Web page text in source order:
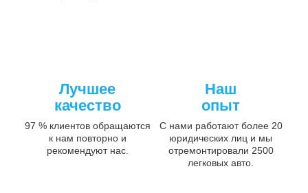
Лучшее
качество
97 % клиентов обращаются
к нам повторно и
рекомендуют нас.
Наш
опыт
С нами работают более 20
юридических лиц и мы
отремонтировали 2500
легковых авто.